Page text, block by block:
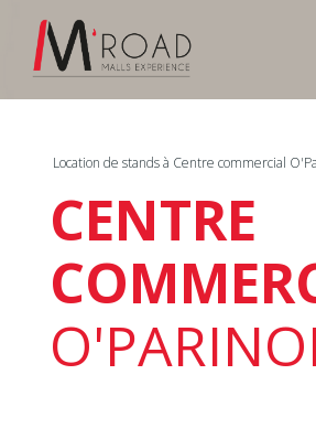
Location de stands à Centre commercial
CENTRE